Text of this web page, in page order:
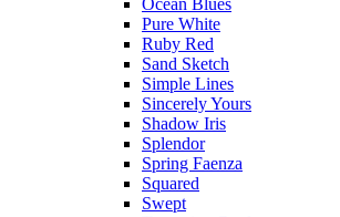
Pure White
Ruby Red
Sand Sketch
Simple Lines
Sincerely Yours
Shadow Iris
Splendor
Spring Faenza
Squared
Swept